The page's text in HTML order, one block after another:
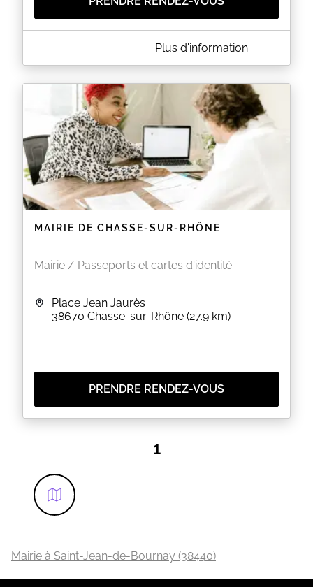
A PROPOS DE SERVICE CNI-PASSEPORT DE LA
MAIRIE DE LE GRAND-LEMPS
EN SAVOIR PLUS
Plus d'information
MAIRIE DE CHASSE-SUR-RHÔNE
Mairie / Passeports et cartes d'identité
Place Jean Jaurès
38670 Chasse-sur-Rhône (27.9 km)
PRENDRE RENDEZ-VOUS
1
Mairie à Saint-Jean-de-Bournay (38440)